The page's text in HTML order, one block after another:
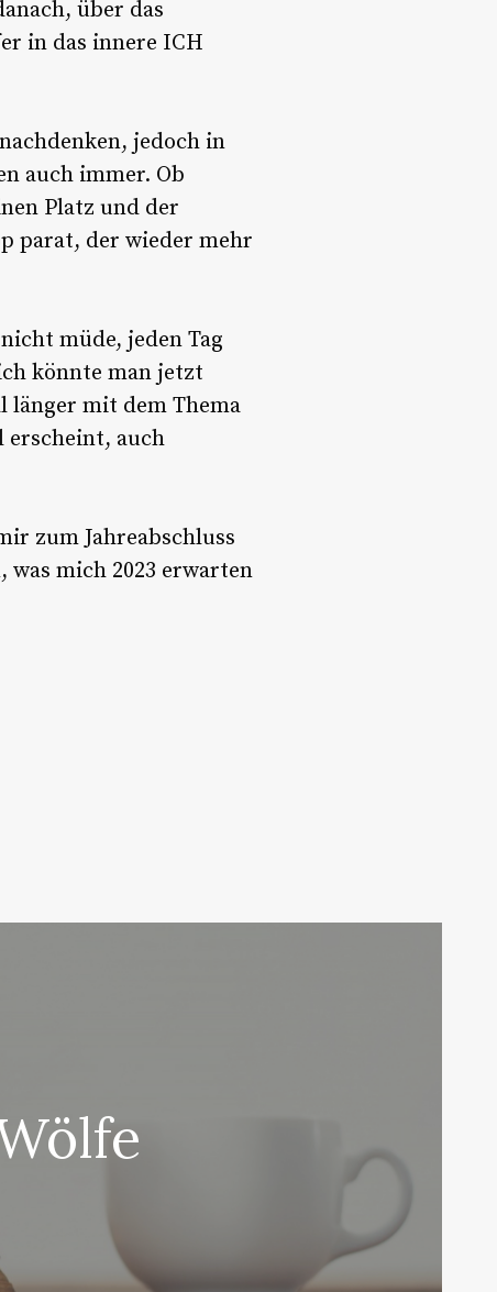
über das
in das innere ICH
jedoch in
auch immer. Ob
Platz und der
parat, der wieder mehr
müde, jeden Tag
könnte man jetzt
länger mit dem Thema
erscheint, auch
zum Jahreabschluss
mich 2023 erwarten